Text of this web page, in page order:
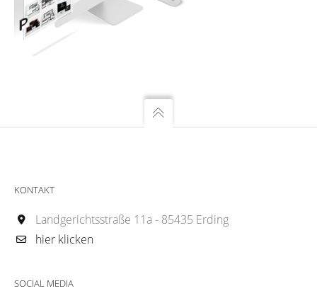
KONTAKT
Landgerichtsstraße 11a - 85435 Erding
hier klicken
SOCIAL MEDIA